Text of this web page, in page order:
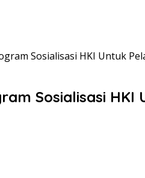
Sosialisasi HKI Untuk
Sosialisasi HKI